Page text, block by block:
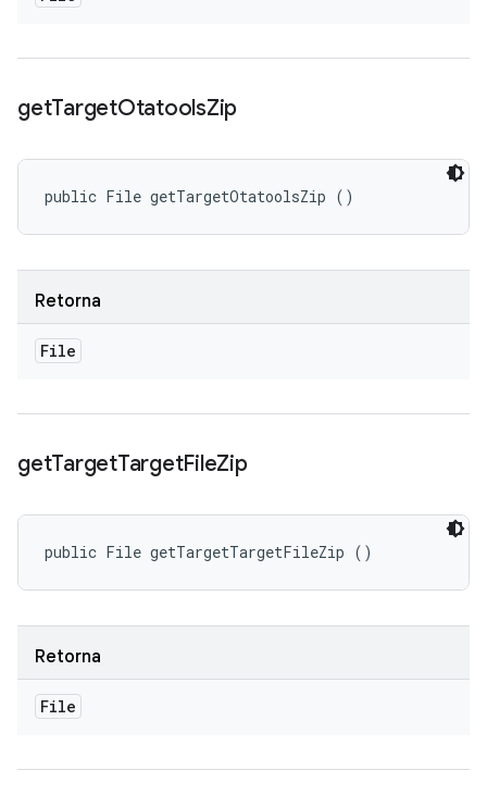
getTargetOtatoolsZip
public File getTargetOtatoolsZip ()
Retorna
File
getTargetTargetFileZip
public File getTargetTargetFileZip ()
Retorna
File